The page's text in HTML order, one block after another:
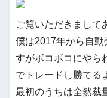
ご覧いただきまして
僕は2017年から自
すがボコボコにやら
でトレードし勝てる
最初のうちは全然裁